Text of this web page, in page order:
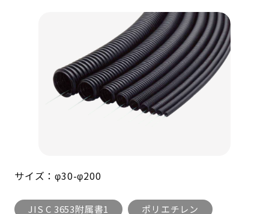
サイズ：φ30-φ200
JIS C 3653附属書1 ポリエチレン